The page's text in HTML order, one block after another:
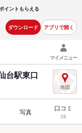
イントもらえる
ダウンロード アプリで開く
マイメニュー
台駅東口
写真 口コミ
38